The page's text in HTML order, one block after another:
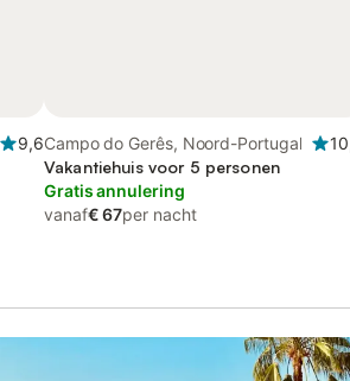
9,6Campo do Gerês, Noord-Portugal
Vakantiehuis voor 5 personen
Gratis annulering
vanaf€ 67per nacht